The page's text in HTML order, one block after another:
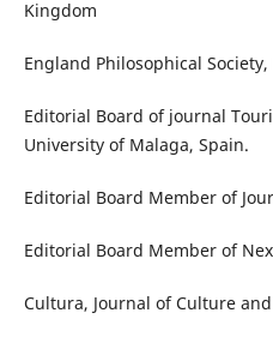
Kingdom
England Philosophical
Editorial Board of journal
University of Malaga, Spain.
Editorial Board Member of
Editorial Board Member of
Cultura, Journal of Culture